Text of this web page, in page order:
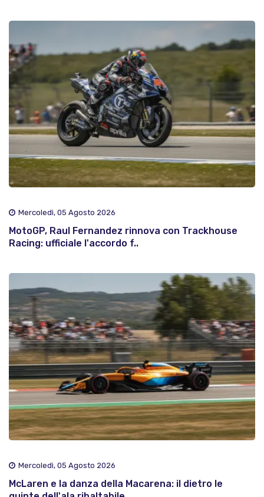
Mercoledì, 05 Agosto 2026
MotoGP, Raul Fernandez rinnova con Trackhouse
Racing: ufficiale l'accordo f..
Mercoledì, 05 Agosto 2026
McLaren e la danza della Macarena: il dietro le